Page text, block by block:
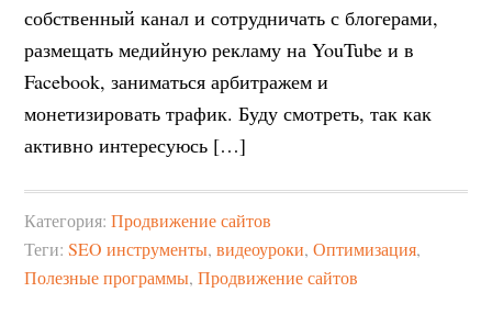
собственный канал и сотрудничать с блогерами,
размещать медийную рекламу на YouTube и в
Facebook, заниматься арбитражем и
монетизировать трафик. Буду смотреть, так как
активно интересуюсь […]
Категория:Продвижение сайтов
Теги:SEO инструменты,видеоуроки,Оптимизация,
Полезные программы,Продвижение сайтов